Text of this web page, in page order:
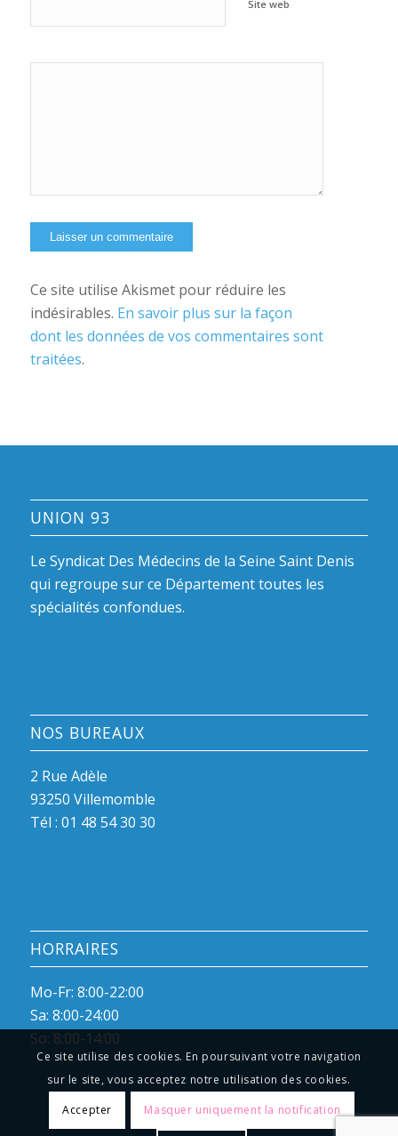
Site web
Ce site utilise Akismet pour réduire les
indésirables. En savoir plus sur la façon
dont les données de vos commentaires sont
traitées.
UNION 93
Le Syndicat Des Médecins de la Seine Saint Denis
qui regroupe sur ce Département toutes les
spécialités confondues.
NOS BUREAUX
2 Rue Adèle
93250 Villemomble
Tél : 01 48 54 30 30
HORRAIRES
Mo-Fr: 8:00-22:00
Sa: 8:00-24:00
So: 8:00-14:00
Ce site utilise des cookies. En poursuivant votre navigation
sur le site, vous acceptez notre utilisation des cookies.
Accepter Masquer uniquement la notification